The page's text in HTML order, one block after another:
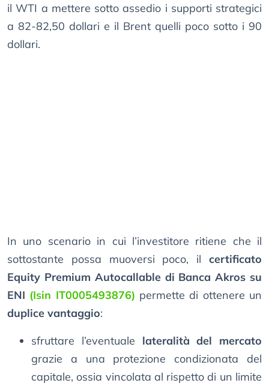
il WTI a mettere sotto assedio i supporti strategici
a 82-82,50 dollari e il Brent quelli poco sotto i 90
dollari.
In uno scenario in cui l’investitore ritiene che il
sottostante possa muoversi poco, il certificato
Equity Premium Autocallable di Banca Akros su
ENI (Isin IT0005493876) permette di ottenere un
duplice vantaggio:
sfruttare l’eventuale lateralità del mercato
grazie a una protezione condizionata del
capitale, ossia vincolata al rispetto di un limite